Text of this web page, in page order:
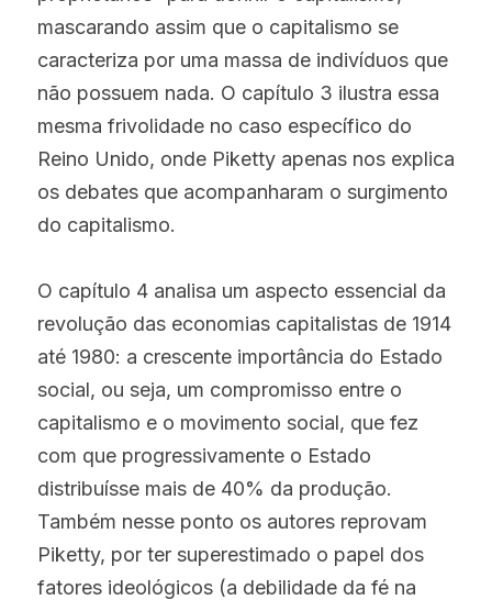
mascarando assim que o capitalismo se
caracteriza por uma massa de indivíduos que
não possuem nada. O capítulo 3 ilustra essa
mesma frivolidade no caso específico do
Reino Unido, onde Piketty apenas nos explica
os debates que acompanharam o surgimento
do capitalismo.
O capítulo 4 analisa um aspecto essencial da
revolução das economias capitalistas de 1914
até 1980: a crescente importância do Estado
social, ou seja, um compromisso entre o
capitalismo e o movimento social, que fez
com que progressivamente o Estado
distribuísse mais de 40% da produção.
Também nesse ponto os autores reprovam
Piketty, por ter superestimado o papel dos
fatores ideológicos (a debilidade da fé na